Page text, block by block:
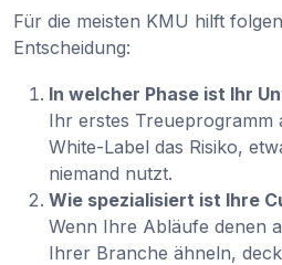
Für die meisten KMU hilft
Entscheidung:
In welcher Phase ist Ihr
Ihr erstes Treueprogramm
White-Label das Risiko,
niemand nutzt.
Wie spezialisiert ist Ihre
Wenn Ihre Abläufe denen
Ihrer Branche ähneln,